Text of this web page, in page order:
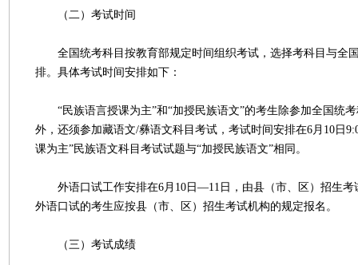
（二）考试时间
全国统考科目按教育部规定时间组织考试，选择考科目与全
排。具体考试时间安排如下：
“民族语言授课为主”和“加授民族语文”的考生除参加全国统考
外，还须参加藏语文/彝语文科目考试，考试时间安排在6月10日
课为主”民族语文科目考试试题与“加授民族语文”相同。
外语口试工作安排在6月10日—11日，由县（市、区）招生考
外语口试的考生应按县（市、区）招生考试机构的规定报名。
（三）考试成绩